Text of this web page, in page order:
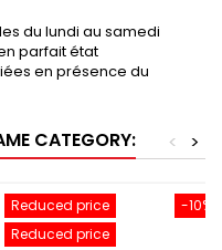
du lundi au samedi
parfait état
en présence du
CATEGORY: >
<
-10%
Reduced price
Reduced price